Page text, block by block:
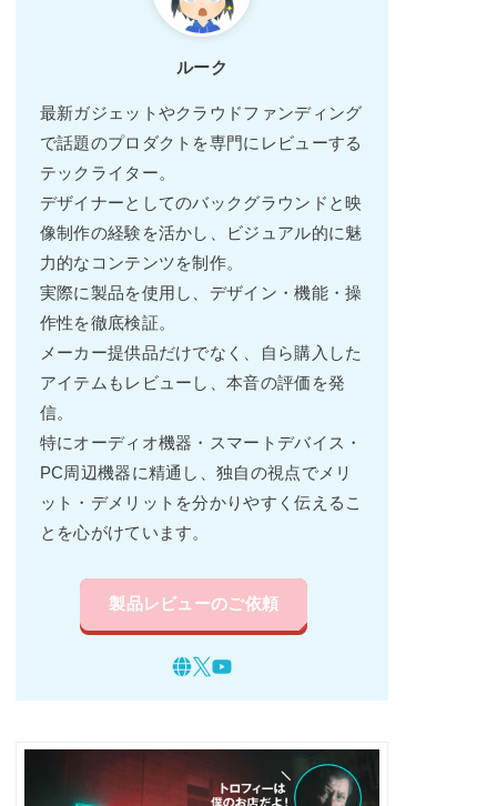
ルーク
最新ガジェットやクラウドファンディング
で話題のプロダクトを専門にレビューする
テックライター。
デザイナーとしてのバックグラウンドと映
像制作の経験を活かし、ビジュアル的に魅
力的なコンテンツを制作。
実際に製品を使用し、デザイン・機能・操
作性を徹底検証。
メーカー提供品だけでなく、自ら購入した
アイテムもレビューし、本音の評価を発
信。
特にオーディオ機器・スマートデバイス・
PC周辺機器に精通し、独自の視点でメリ
ット・デメリットを分かりやすく伝えるこ
とを心がけています。
製品レビューのご依頼